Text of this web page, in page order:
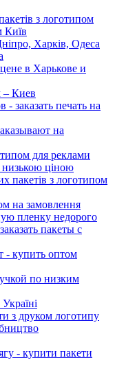
з логотипом
Київ
Харків, Одеса
в Харькове и
– Киев
заказать печать на
на
для реклами
низькою ціною
пакетів з логотипом
на замовлення
пленку недорого
пакеты с
- купить оптом
по низким
з друком логотипу
- купити пакети